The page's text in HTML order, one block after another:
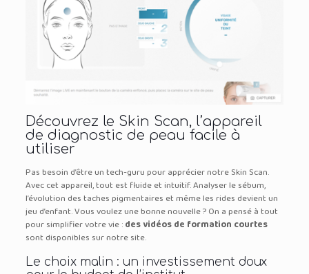
Découvrez le Skin Scan, l’appareil
de diagnostic de peau facile à
utiliser
Pas besoin d’être un tech-guru pour apprécier notre Skin Scan.
Avec cet appareil, tout est fluide et intuitif. Analyser le sébum,
l’évolution des taches pigmentaires et même les rides devient un
jeu d’enfant. Vous voulez une bonne nouvelle ? On a pensé à tout
pour simplifier votre vie :des vidéos de formation courtes
sont disponibles sur notre site.
Le choix malin : un investissement doux